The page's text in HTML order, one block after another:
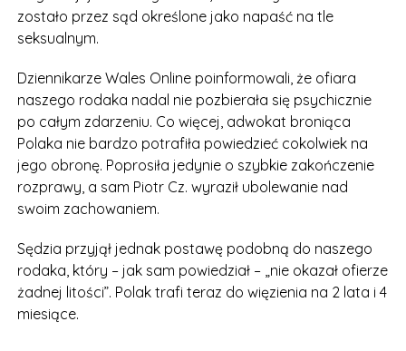
zostało przez sąd określone jako napaść na tle
seksualnym.
Dziennikarze Wales Online poinformowali, że ofiara
naszego rodaka nadal nie pozbierała się psychicznie
po całym zdarzeniu. Co więcej, adwokat broniąca
Polaka nie bardzo potrafiła powiedzieć cokolwiek na
jego obronę. Poprosiła jedynie o szybkie zakończenie
rozprawy, a sam Piotr Cz. wyraził ubolewanie nad
swoim zachowaniem.
Sędzia przyjął jednak postawę podobną do naszego
rodaka, który – jak sam powiedział – „nie okazał ofierze
żadnej litości”. Polak trafi teraz do więzienia na 2 lata i 4
miesiące.